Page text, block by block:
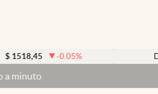
-0.05% DÓLAR BNA